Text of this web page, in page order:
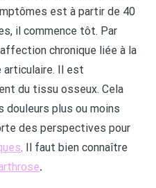
est à partir de 40
il commence tôt. Par
chronique liée à la
articulaire. Il est
du tissu osseux. Cela
douleurs plus ou moins
des perspectives pour
. Il faut bien connaître
.